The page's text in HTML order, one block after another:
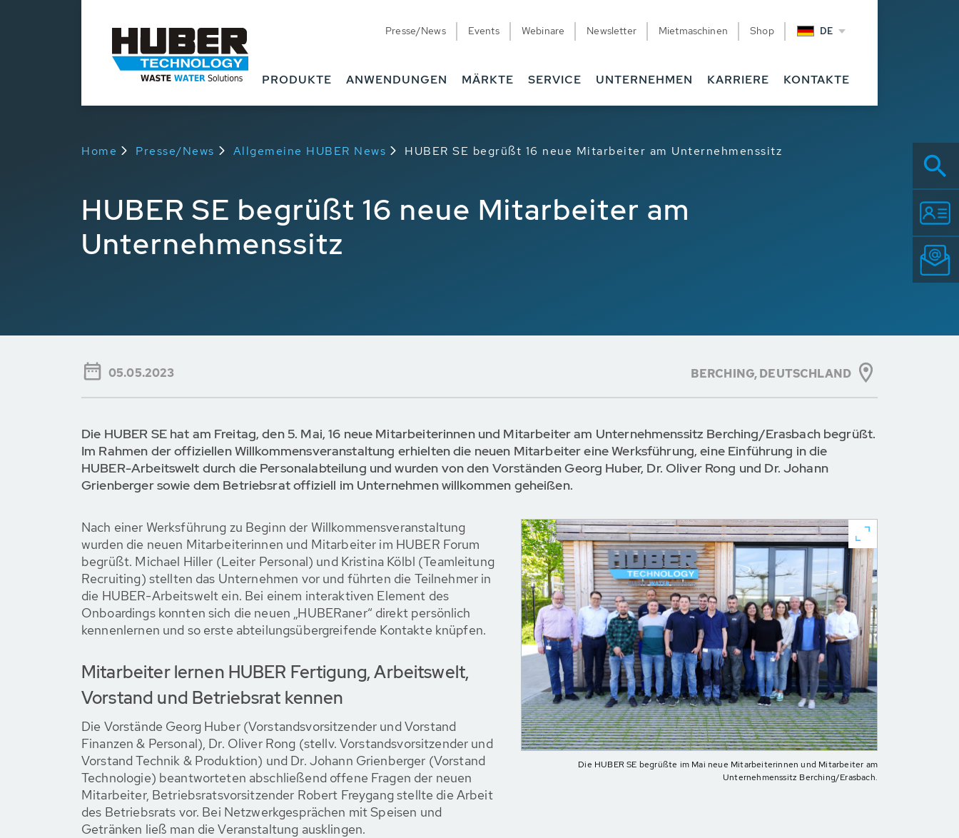
Presse/News Events Webinare Newsletter Mietmaschinen Shop DE
PRODUKTE ANWENDUNGEN MÄRKTE SERVICE UNTERNEHMEN KARRIERE KONTAKTE
Home Presse/News Allgemeine HUBER News HUBER SE begrüßt 16 neue Mitarbeiter am Unternehmenssitz
HUBER SE begrüßt 16 neue Mitarbeiter am
Unternehmenssitz
Zurück zur Übersicht
05.05.2023 BERCHING, DEUTSCHLAND
Die HUBER SE hat am Freitag, den 5. Mai, 16 neue Mitarbeiterinnen und Mitarbeiter am Unternehmenssitz Berching/Erasbach begrüßt.
Im Rahmen der offiziellen Willkommensveranstaltung erhielten die neuen Mitarbeiter eine Werksführung, eine Einführung in die
HUBER-Arbeitswelt durch die Personalabteilung und wurden von den Vorständen Georg Huber, Dr. Oliver Rong und Dr. Johann
Grienberger sowie dem Betriebsrat offiziell im Unternehmen willkommen geheißen.
Die HUBER SE begrüßte im Mai neue Mitarbeiterinnen und Mitarbeiter am
Unternehmenssitz Berching/Erasbach.
Nach einer Werksführung zu Beginn der Willkommensveranstaltung
wurden die neuen Mitarbeiterinnen und Mitarbeiter im HUBER Forum
begrüßt. Michael Hiller (Leiter Personal) und Kristina Kölbl (Teamleitung
Recruiting) stellten das Unternehmen vor und führten die Teilnehmer in
die HUBER-Arbeitswelt ein. Bei einem interaktiven Element des
Onboardings konnten sich die neuen „HUBERaner“ direkt persönlich
kennenlernen und so erste abteilungsübergreifende Kontakte knüpfen.
Mitarbeiter lernen HUBER Fertigung, Arbeitswelt,
Vorstand und Betriebsrat kennen
Die Vorstände Georg Huber (Vorstandsvorsitzender und Vorstand
Finanzen & Personal), Dr. Oliver Rong (stellv. Vorstandsvorsitzender und
Vorstand Technik & Produktion) und Dr. Johann Grienberger (Vorstand
Technologie) beantworteten abschließend offene Fragen der neuen
Mitarbeiter, Betriebsratsvorsitzender Robert Freygang stellte die Arbeit
des Betriebsrats vor. Bei Netzwerkgesprächen mit Speisen und
Getränken ließ man die Veranstaltung ausklingen.